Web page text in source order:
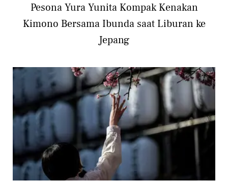
Pesona Yura Yunita Kompak Kenakan
Kimono Bersama Ibunda saat Liburan ke
Jepang